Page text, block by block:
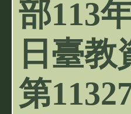
部113
日臺
第